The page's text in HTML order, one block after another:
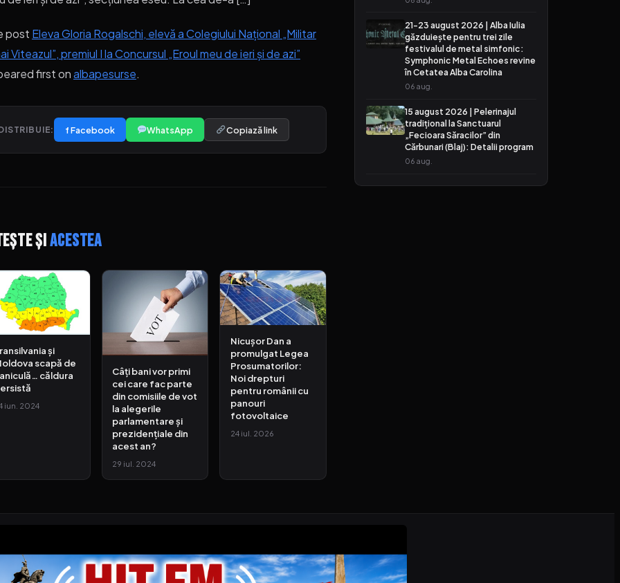
post Eleva Gloria Rogalschi, elevă a Colegiului Național „Militar
Viteazul”, premiul I la Concursul „Eroul meu de ieri și de azi”
first onalbapesurse.
f Facebook WhatsApp Copiază link
șiacestea
și
scapă de
căldura
iun. 2024
Câți bani vor primi
cei care fac parte
din comisiile de vot
la alegerile
parlamentare și
prezidențiale din
acest an?
29 iul. 2024
Nicușor Dan a
promulgat Legea
Prosumatorilor:
Noi drepturi
pentru românii cu
panouri
fotovoltaice
24 iul. 2026
21-23 august 2026 | Alba Iulia
găzduiește pentru trei zile
festivalul de metal simfonic:
Symphonic Metal Echoes revine
în Cetatea Alba Carolina
06 aug.
15 august 2026 | Pelerinajul
tradițional la Sanctuarul
„Fecioara Săracilor” din
Cărbunari (Blaj): Detalii program
06 aug.